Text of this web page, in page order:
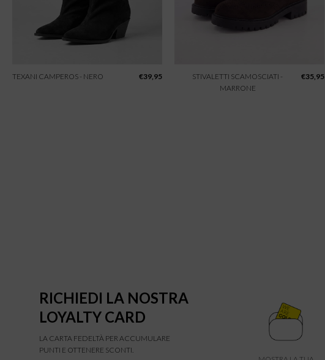
TEXANI CAMPEROS - NERO €39,95
STIVALETTI SCAMOSCIATI -
MARRONE
€35,95
RICHIEDI LA NOSTRA
LOYALTY CARD
LA CARTA FEDELTÀ PER ACCUMULARE
PUNTI E OTTENERE SCONTI.